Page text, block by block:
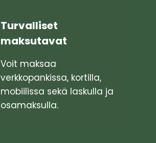
Turvalliset
maksutavat
Voit maksaa
verkkopankissa, kortilla,
mobiilissa sekä laskulla ja
osamaksulla.